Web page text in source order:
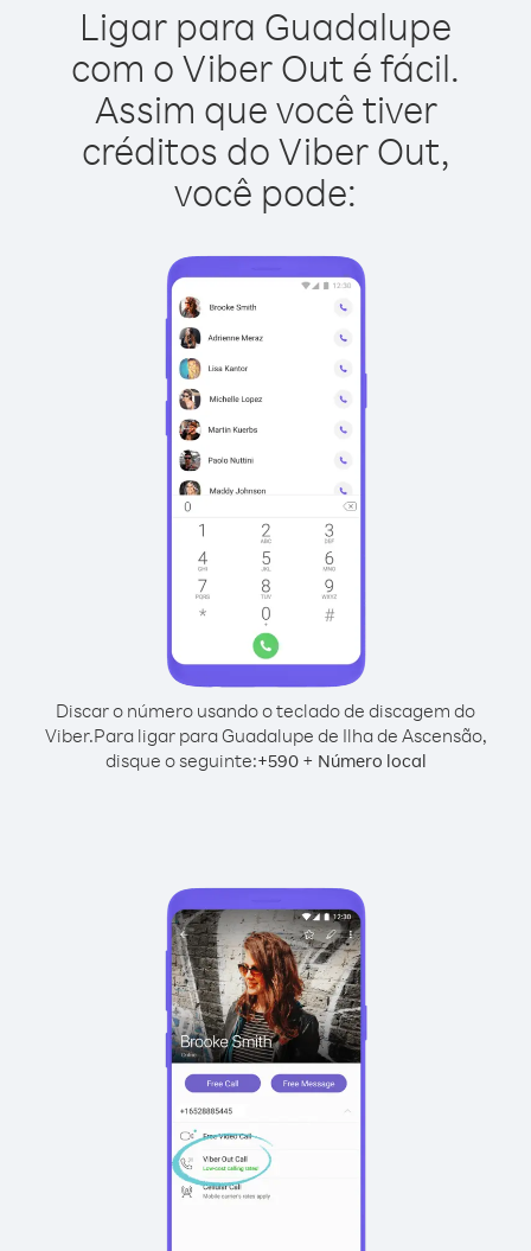
Ligar para Guadalupe
com o Viber Out é fácil.
Assim que você tiver
créditos do Viber Out,
você pode:
Discar o número usando o teclado de discagem do
Viber.Para ligar para Guadalupe de Ilha de Ascensão,
disque o seguinte:+590+ Número local